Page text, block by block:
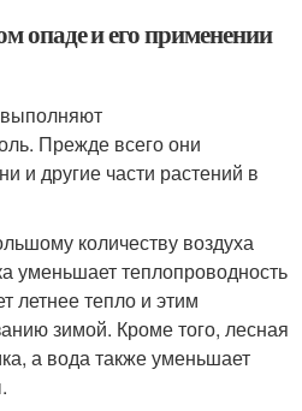
опаде и его применении
Прежде всего они
и другие части растений в
количеству воздуха
уменьшает теплопроводность
летнее тепло и этим
зимой. Кроме того, лесная
а вода также уменьшает